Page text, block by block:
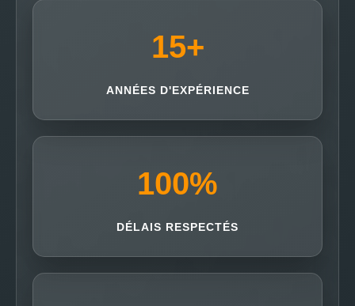
15+
ANNÉES D'EXPÉRIENCE
100%
DÉLAIS RESPECTÉS